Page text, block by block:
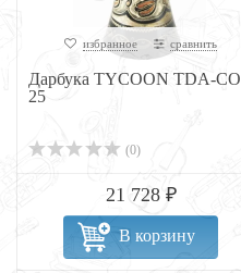
избранное сравнить
Дарбука TYCOON TDA-CO
25
(0)
21 728 ₽
В корзину